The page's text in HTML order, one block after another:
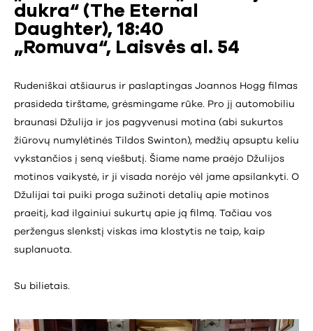
dukra“ (The Eternal
Daughter), 18:40
„Romuva“, Laisvės al. 54
Rudeniškai atšiaurus ir paslaptingas Joannos Hogg filmas
prasideda tirštame, grėsmingame rūke. Pro jį automobiliu
braunasi Džulija ir jos pagyvenusi motina (abi sukurtos
žiūrovų numylėtinės Tildos Swinton), medžių apsuptu keliu
vykstančios į seną viešbutį. Šiame name praėjo Džulijos
motinos vaikystė, ir ji visada norėjo vėl jame apsilankyti. O
Džulijai tai puiki proga sužinoti detalių apie motinos
praeitį, kad ilgainiui sukurtų apie ją filmą. Tačiau vos
peržengus slenkstį viskas ima klostytis ne taip, kaip
suplanuota.
Su bilietais.